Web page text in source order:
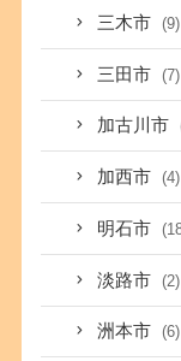
三木市 (9)
三田市 (7)
加古川市
加西市 (4)
明石市
淡路市 (2)
洲本市 (6)